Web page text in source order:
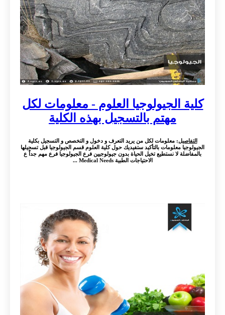
كلية الجيولوجيا العلوم - معلومات لكل
مهتم بالتسجيل بهذه الكلية
التفاصيل: معلومات لكل من يريد التعرف و دخول و التخصص و التسجيل بكلية
الجيولوجيا معلومات بالتأكيد ستفيديك حول كلية العلوم قسم الجيولوجيا قبل تسجيلها
بالمفاضلة لا نستطيع تخيل الحياة بدون جيولوجيين فرع الجيولوجيا فرع مهم جداً ع
الاحتياجات الطبية Medical Needs ...